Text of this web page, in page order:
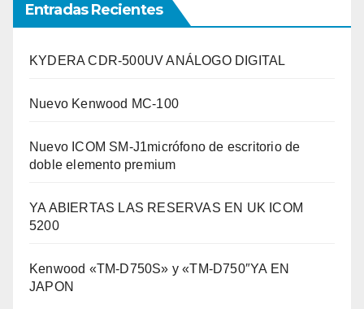
Entradas Recientes
KYDERA CDR-500UV ANÁLOGO DIGITAL
Nuevo Kenwood MC-100
Nuevo ICOM SM-J1micrófono de escritorio de
doble elemento premium
YA ABIERTAS LAS RESERVAS EN UK ICOM
5200
Kenwood «TM-D750S» y «TM-D750″YA EN
JAPON